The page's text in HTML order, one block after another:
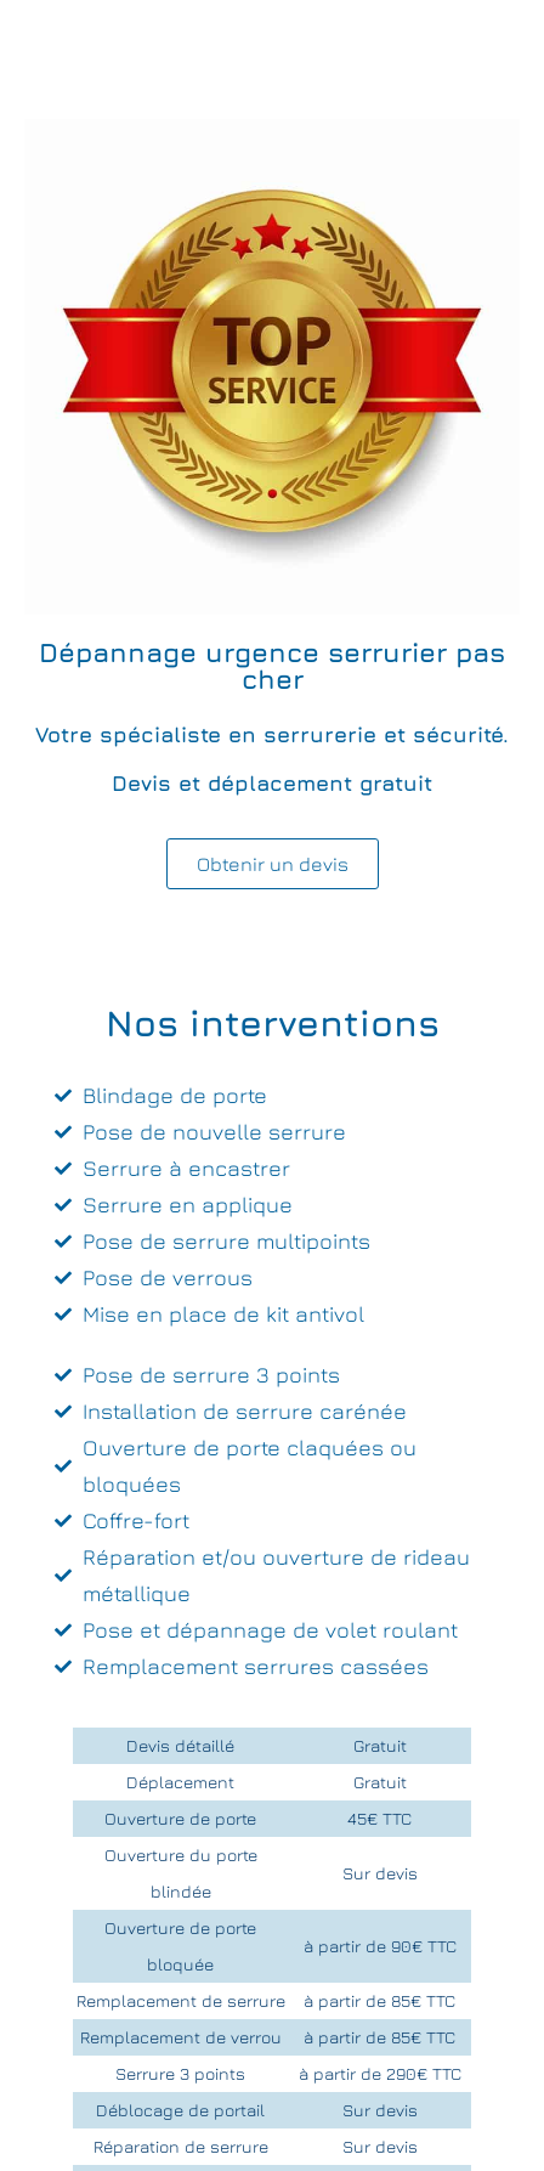
Dépannage urgence serrurier pas
cher
Votre spécialiste en serrurerie et sécurité.
Devis et déplacement gratuit
Obtenir un devis
Nos interventions
Blindage de porte
Pose de nouvelle serrure
Serrure à encastrer
Serrure en applique
Pose de serrure multipoints
Pose de verrous
Mise en place de kit antivol
Pose de serrure 3 points
Installation de serrure carénée
Ouverture de porte claquées ou
bloquées
Coffre-fort
Réparation et/ou ouverture de rideau
métallique
Pose et dépannage de volet roulant
Remplacement serrures cassées
Devis détaillé
Gratuit
Déplacement
Gratuit
Ouverture de porte
45€ TTC
Ouverture du porte
blindée
Sur devis
Ouverture de porte
bloquée
à partir de 90€ TTC
Remplacement de serrure
à partir de 85€ TTC
Remplacement de verrou
à partir de 85€ TTC
Serrure 3 points
à partir de 290€ TTC
Déblocage de portail
Sur devis
Réparation de serrure
Sur devis